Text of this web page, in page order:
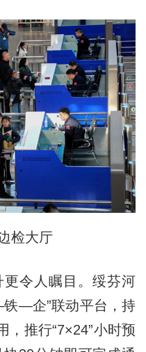
检大厅
令人瞩目。绥芬河
—企”联动平台，持
，推行“7×24”小时预